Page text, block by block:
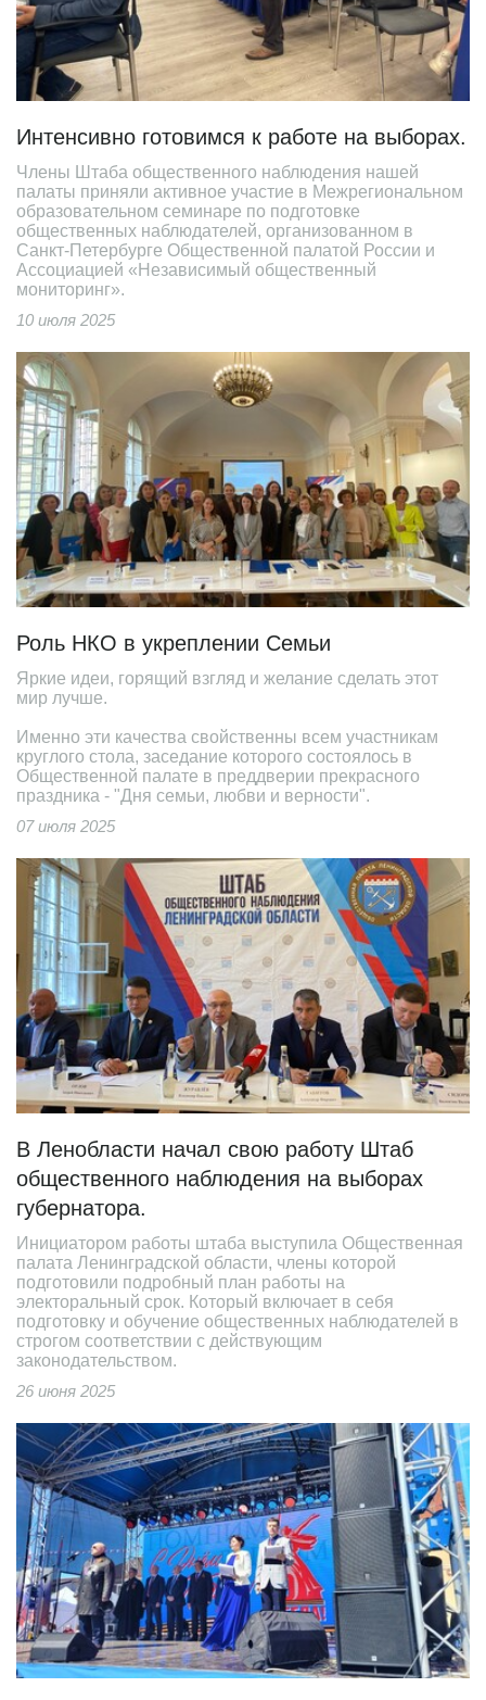
Интенсивно готовимся к работе на выборах.
Члены Штаба общественного наблюдения нашей
палаты приняли активное участие в Межрегиональном
образовательном семинаре по подготовке
общественных наблюдателей, организованном в
Санкт-Петербурге Общественной палатой России и
Ассоциацией «Независимый общественный
мониторинг».
10 июля 2025
Роль НКО в укреплении Семьи
Яркие идеи, горящий взгляд и желание сделать этот
мир лучше.
Именно эти качества свойственны всем участникам
круглого стола, заседание которого состоялось в
Общественной палате в преддверии прекрасного
праздника - "Дня семьи, любви и верности".
07 июля 2025
В Ленобласти начал свою работу Штаб
общественного наблюдения на выборах
губернатора.
Инициатором работы штаба выступила Общественная
палата Ленинградской области, члены которой
подготовили подробный план работы на
электоральный срок. Который включает в себя
подготовку и обучение общественных наблюдателей в
строгом соответствии с действующим
законодательством.
26 июня 2025